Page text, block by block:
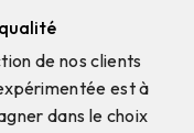
de nos clients
est à
dans le choix